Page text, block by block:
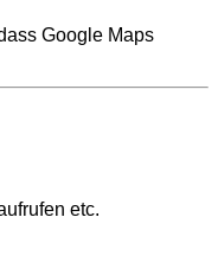
Google Maps
etc.